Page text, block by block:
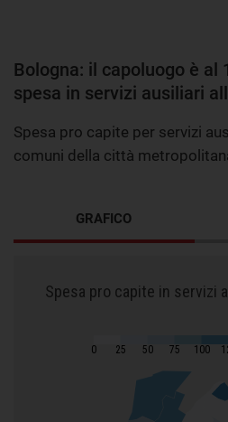
Bologna: il capoluogo è al
spesa in servizi ausiliari
Spesa pro capite per servizi
comuni della città
GRAFICO